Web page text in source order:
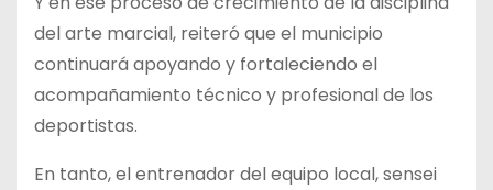
del arte marcial, reiteró que el municipio
continuará apoyando y fortaleciendo el
acompañamiento técnico y profesional de los
deportistas.
En tanto, el entrenador del equipo local, sensei